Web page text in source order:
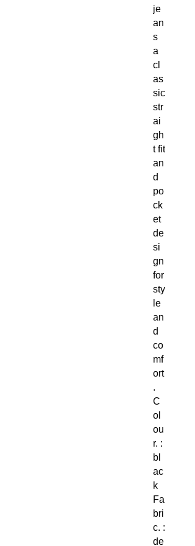
je
an
s
a
cl
as
sic
str
ai
gh
t fit
an
d
po
ck
et
de
si
gn
for
sty
le
an
d
co
mf
ort
.
C
ol
ou
r. :
bl
ac
k
Fa
bri
c. :
de